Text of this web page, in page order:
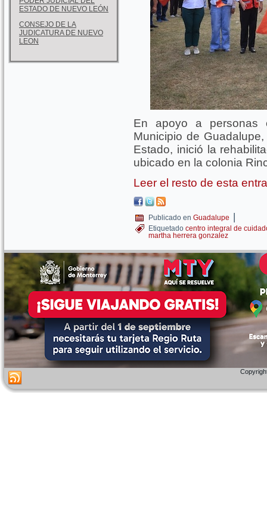
ESTADO DE NUEVO LEÓN
CONSEJO DE LA
JUDICATURA DE NUEVO
LEON
En apoyo a personas
Municipio de
Estado, inició la
ubicado en la colonia
Leer el resto de esta
Publicado en Guadalupe |
Etiquetado centro integral de
martha herrera gonzalez